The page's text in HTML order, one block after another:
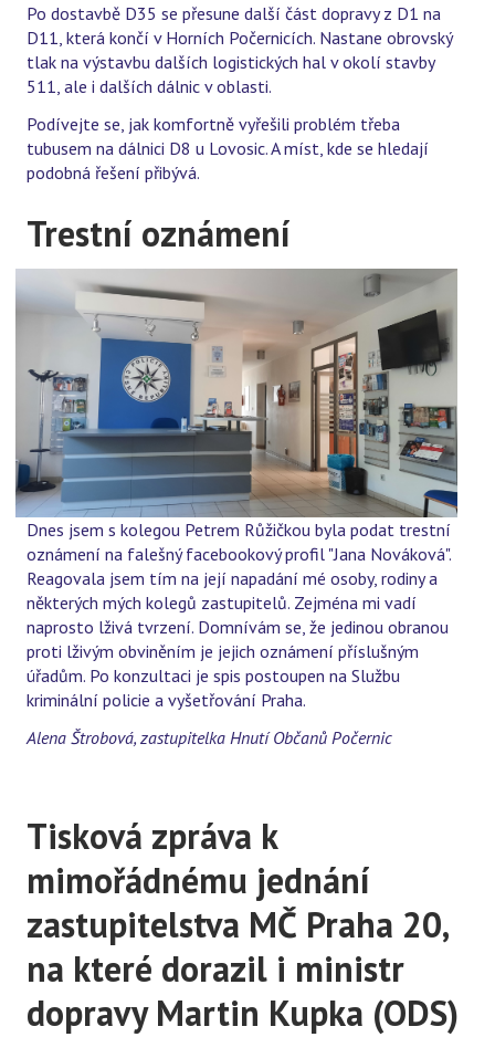
Po dostavbě D35 se přesune další část dopravy z D1 na
D11, která končí v Horních Počernicích. Nastane obrovský
tlak na výstavbu dalších logistických hal v okolí stavby
511, ale i dalších dálnic v oblasti.
Podívejte se, jak komfortně vyřešili problém třeba
tubusem na dálnici D8 u Lovosic. A míst, kde se hledají
podobná řešení přibývá.
Trestní oznámení
Dnes jsem s kolegou Petrem Růžičkou byla podat trestní
oznámení na falešný facebookový profil "Jana Nováková".
Reagovala jsem tím na její napadání mé osoby, rodiny a
některých mých kolegů zastupitelů. Zejména mi vadí
naprosto lživá tvrzení. Domnívám se, že jedinou obranou
proti lživým obviněním je jejich oznámení příslušným
úřadům. Po konzultaci je spis postoupen na Službu
kriminální policie a vyšetřování Praha.
Alena Štrobová, zastupitelka Hnutí Občanů Počernic
Tisková zpráva k
mimořádnému jednání
zastupitelstva MČ Praha 20,
na které dorazil i ministr
dopravy Martin Kupka (ODS)